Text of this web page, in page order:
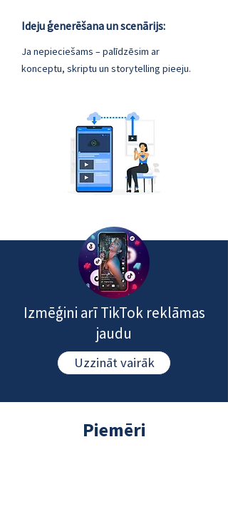
Ideju ģenerēšana un scenārijs:
Ja nepieciešams – palīdzēsim ar
konceptu, skriptu un storytelling pieeju.
Izmēģini arī TikTok reklāmas
jaudu
Uzzināt vairāk
Piemēri